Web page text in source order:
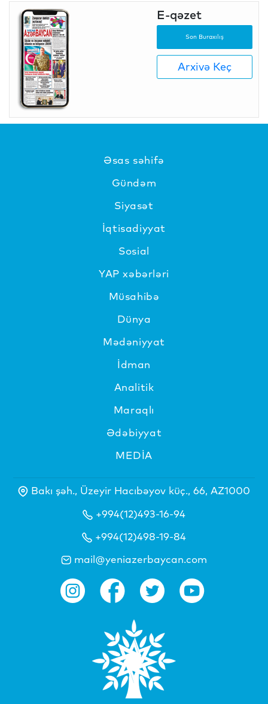
E-qəzet
Son Buraxılış
Arxivə Keç
Əsas səhifə
Gündəm
Siyasət
İqtisadiyyat
Sosial
YAP xəbərləri
Müsahibə
Dünya
Mədəniyyat
İdman
Analitik
Maraqlı
Ədəbiyyat
MEDİA
Bakı şəh., Üzeyir Hacıbəyov küç., 66, AZ1000
+994(12)493-16-94
+994(12)498-19-84
mail@yeniazerbaycan.com